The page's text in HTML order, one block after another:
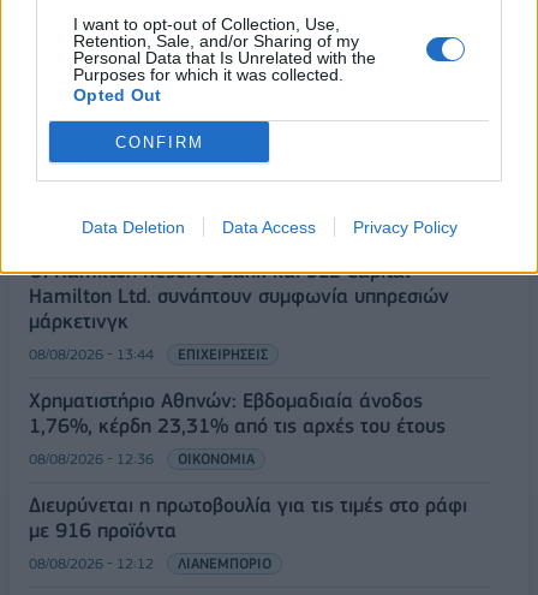
I want to opt-out of Collection, Use,
Retention, Sale, and/or Sharing of my
Personal Data that Is Unrelated with the
Purposes for which it was collected.
Opted Out
CONFIRM
Data Deletion Data Access Privacy Policy
Ειδικό Χωροταξικό για τον Τουρισμό: Οι νέοι
κανόνες για επενδύσεις, νησιά και προορισμούς υπό
πίεση
08/08/2026 - 13:21 ΤΟΥΡΙΣΜΟΣ
Υπουργείο Εργασίας: Ο “χάρτης” των πληρωμών
08/08/2026 - 12:58 ΟΙΚΟΝΟΜΙΑ
Οι Hamilton Reserve Bank και SEE Capital
Hamilton Ltd. συνάπτουν συμφωνία υπηρεσιών
μάρκετινγκ
08/08/2026 - 13:44 ΕΠΙΧΕΙΡΗΣΕΙΣ
Χρηματιστήριο Αθηνών: Εβδομαδιαία άνοδος
1,76%, κέρδη 23,31% από τις αρχές του έτους
08/08/2026 - 12:36 ΟΙΚΟΝΟΜΙΑ
Διευρύνεται η πρωτοβουλία για τις τιμές στο ράφι
με 916 προϊόντα
08/08/2026 - 12:12 ΛΙΑΝΕΜΠΟΡΙΟ